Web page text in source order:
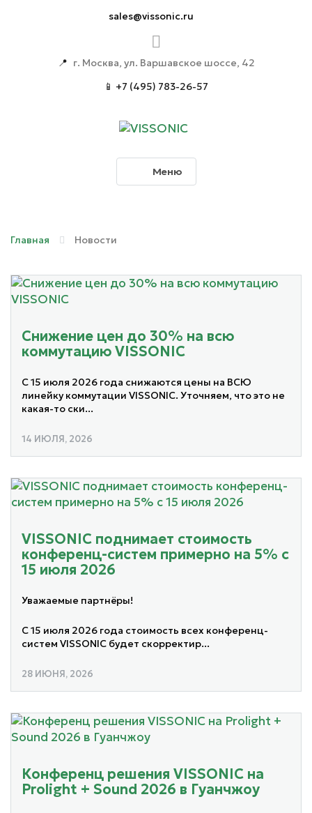
sales@vissonic.ru
📍 г. Москва, ул. Варшавское шоссе, 42
📱 +7 (495) 783-26-57
Меню
Главная Новости
Снижение цен до 30% на всю
коммутацию VISSONIC
С 15 июля 2026 года снижаются цены на ВСЮ
линейку коммутации VISSONIC. Уточняем, что это не
какая-то ски...
14 ИЮЛЯ, 2026
VISSONIC поднимает стоимость
конференц-систем примерно на 5% с
15 июля 2026
Уважаемые партнёры!
С 15 июля 2026 года стоимость всех конференц-
систем VISSONIC будет скорректир...
28 ИЮНЯ, 2026
Конференц решения VISSONIC на
Prolight + Sound 2026 в Гуанчжоу